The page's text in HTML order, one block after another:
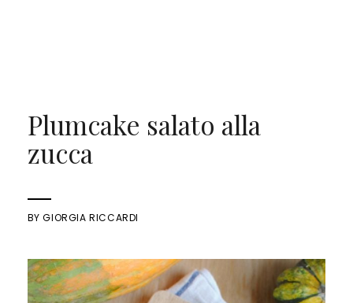
Plumcake salato alla
zucca
BYGIORGIA RICCARDI